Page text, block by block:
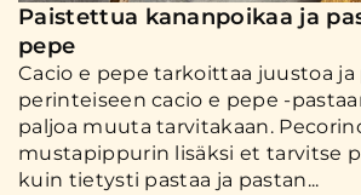
Paistettua kananpoikaa ja
pepe
Cacio e pepe tarkoittaa juustoa ja
perinteiseen cacio e pepe -
paljoa muuta tarvitakaan.
mustapippurin lisäksi et tarvitse
kuin tietysti pastaa ja pastan...